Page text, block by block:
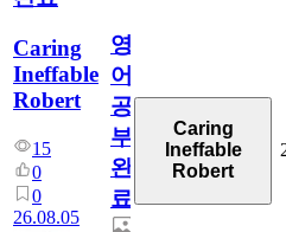
Caring
Ineffable
Robert
15
0
0
26.08.05
영
어
공
부
완
료
Caring
Ineffable
Robert